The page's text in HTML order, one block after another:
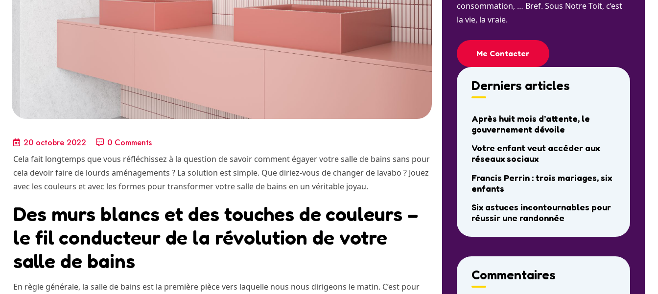
20 octobre 2022 0 Comments
Cela fait longtemps que vous réfléchissez à la question de savoir comment égayer votre salle de bains sans pour
cela devoir faire de lourds aménagements ? La solution est simple. Que diriez-vous de changer de lavabo ? Jouez
avec les couleurs et avec les formes pour transformer votre salle de bains en un véritable joyau.
Des murs blancs et des touches de couleurs –
le fil conducteur de la révolution de votre
salle de bains
En règle générale, la salle de bains est la première pièce vers laquelle nous nous dirigeons le matin. C’est pour
consommation, … Bref. Sous Notre Toit, c’est
la vie, la vraie.
Me Contacter
Derniers articles
Après huit mois d’attente, le
gouvernement dévoile
Votre enfant veut accéder aux
réseaux sociaux
Francis Perrin : trois mariages, six
enfants
Six astuces incontournables pour
réussir une randonnée
Commentaires